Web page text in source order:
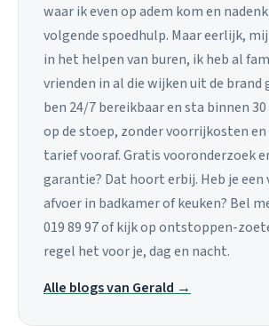
waar ik even op adem kom en
volgende spoedhulp. Maar eerlijk,
in het helpen van buren, ik heb al
vrienden in al die wijken uit de brand
ben 24/7 bereikbaar en sta binnen
op de stoep, zonder voorrijkosten
tarief vooraf. Gratis vooronderzoek
garantie? Dat hoort erbij. Heb je
afvoer in badkamer of keuken? Bel
019 89 97 of kijk op ontstoppen-
regel het voor je, dag en nacht.
Alle blogs van Gerald →